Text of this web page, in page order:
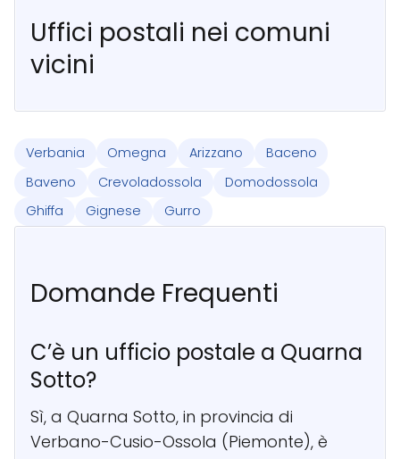
Uffici postali nei comuni
vicini
Verbania Omegna Arizzano
Baceno
Baveno
Crevoladossola
Domodossola
Ghiffa
Gignese Gurro
Domande Frequenti
C’è un ufficio postale a Quarna
Sotto?
Sì, a Quarna Sotto, in provincia di
Verbano-Cusio-Ossola (Piemonte), è